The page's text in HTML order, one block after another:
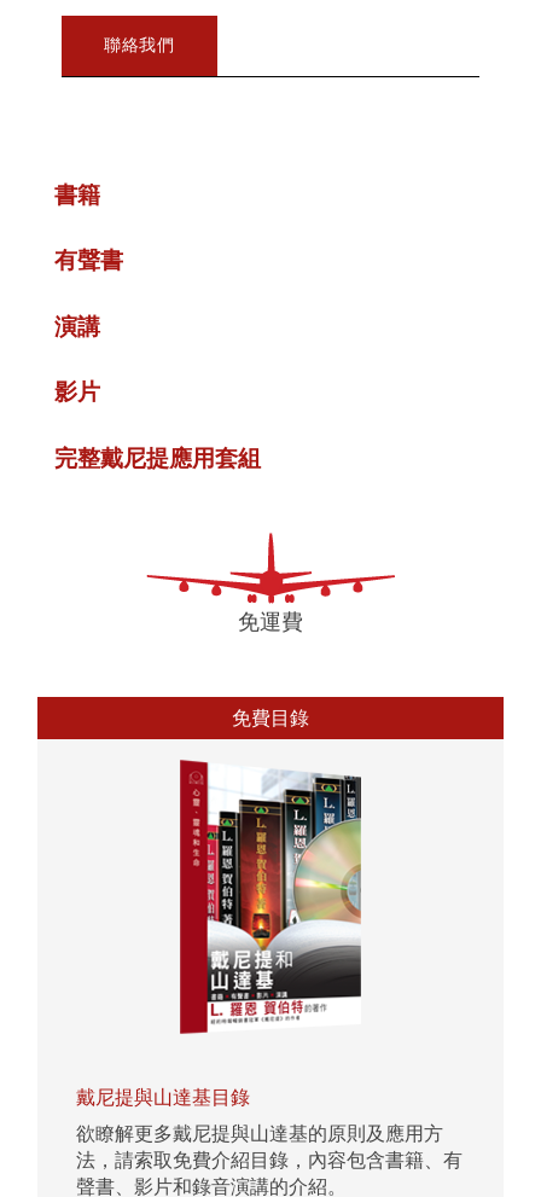
書籍
有聲書
演講
影片
完整戴尼提應用套組
免運費
免費目錄
戴尼提與山達基目錄
欲瞭解更多戴尼提與山達基的原則及應用方
法，請索取免費介紹目錄，內容包含書籍、有
聲書、影片和錄音演講的介紹。
聯絡我們